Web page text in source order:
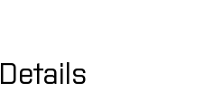
Details